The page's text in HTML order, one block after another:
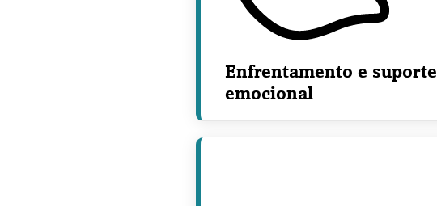
Enfrentamento e suporte
emocional